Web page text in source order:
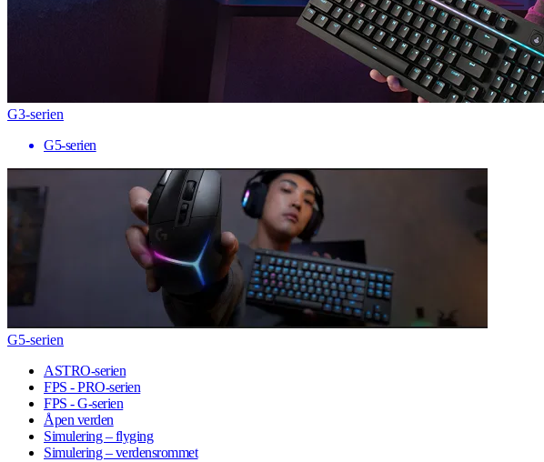
G3-serien
G5-serien
G5-serien
ASTRO-serien
FPS - PRO-serien
FPS - G-serien
Åpen verden
Simulering – flyging
Simulering – verdensrommet